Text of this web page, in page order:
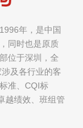
年，是中国
同时也是原质
位于深圳，全
及各行业的客
准、CQI标
越绩效、班组管